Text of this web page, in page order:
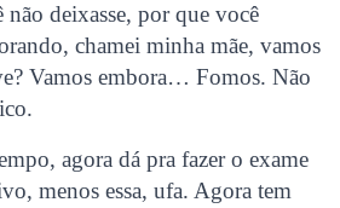
não deixasse, por que você
chamei minha mãe, vamos
Vamos embora… Fomos. Não
agora dá pra fazer o exame
menos essa, ufa. Agora tem